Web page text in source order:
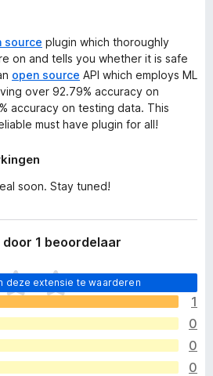
source plugin which thoroughly
on and tells you whether it is safe
open source API which employs ML
over 92.79% accuracy on
accuracy on testing data. This
must have plugin for all!
soon. Stay tuned!
1 beoordelaar
deze extensie te waarderen
1
0
0
0